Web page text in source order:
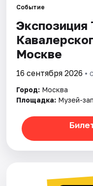
Событие
Экспозиция
Москве
16 сентября 2026 •
Город: Москва
Площадка: Музей-